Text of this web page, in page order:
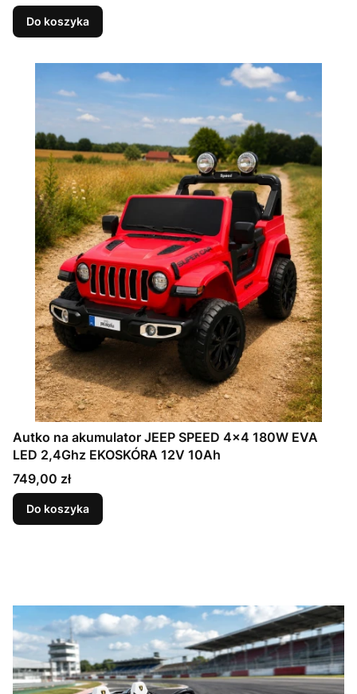
Do koszyka
Autko na akumulator JEEP SPEED 4x4 180W EVA
LED 2,4Ghz EKOSKÓRA 12V 10Ah
Cena
749,00 zł
Do koszyka